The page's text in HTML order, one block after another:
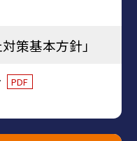
策基本方針」
PDF